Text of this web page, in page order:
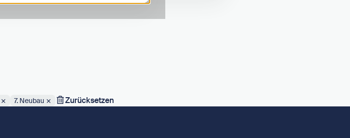
7. Neubau Zurücksetzen